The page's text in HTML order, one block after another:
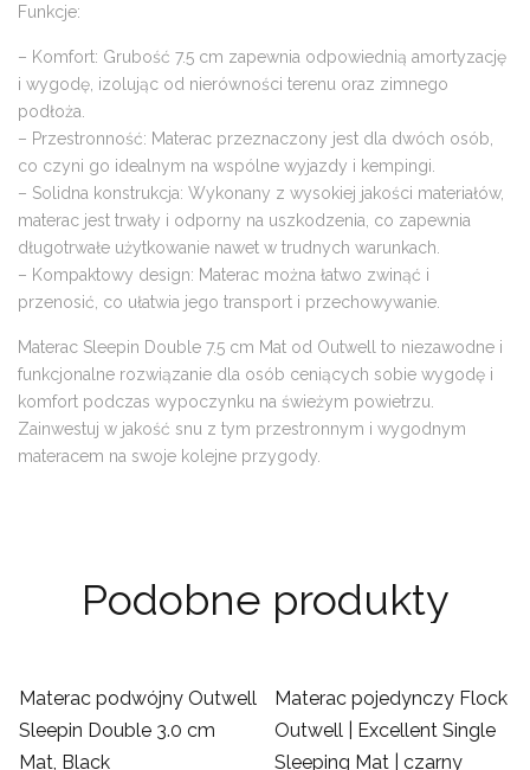
Funkcje:
– Komfort: Grubość 7.5 cm zapewnia odpowiednią amortyzację
i wygodę, izolując od nierówności terenu oraz zimnego
podłoża.
– Przestronność: Materac przeznaczony jest dla dwóch osób,
co czyni go idealnym na wspólne wyjazdy i kempingi.
– Solidna konstrukcja: Wykonany z wysokiej jakości materiałów,
materac jest trwały i odporny na uszkodzenia, co zapewnia
długotrwałe użytkowanie nawet w trudnych warunkach.
– Kompaktowy design: Materac można łatwo zwinąć i
przenosić, co ułatwia jego transport i przechowywanie.
Materac Sleepin Double 7.5 cm Mat od Outwell to niezawodne i
funkcjonalne rozwiązanie dla osób ceniących sobie wygodę i
komfort podczas wypoczynku na świeżym powietrzu.
Zainwestuj w jakość snu z tym przestronnym i wygodnym
materacem na swoje kolejne przygody.
Podobne produkty
Materac podwójny Outwell
Sleepin Double 3.0 cm
Mat, Black
Materac pojedynczy Flock
Outwell | Excellent Single
Sleeping Mat | czarny